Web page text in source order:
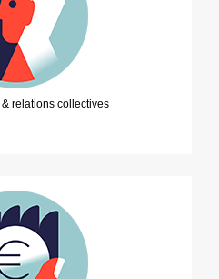
relations collectives